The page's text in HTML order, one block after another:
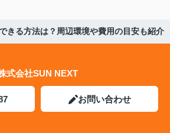
きる方法は？周辺環境や費用の目安も紹介
式会社SUN NEXT
お問い合わせ